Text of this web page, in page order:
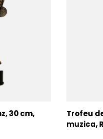
30 cm,
Trofeu
muzica,